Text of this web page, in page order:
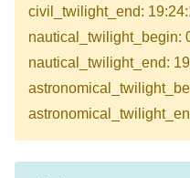
civil_twilight_end:
nautical_twilight_begin:
nautical_twilight_end: